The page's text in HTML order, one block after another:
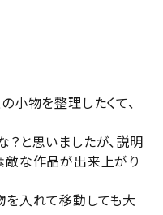
小物を整理したくて、
と思いましたが、説明
敵な作品が出来上がり
を入れて移動しても大